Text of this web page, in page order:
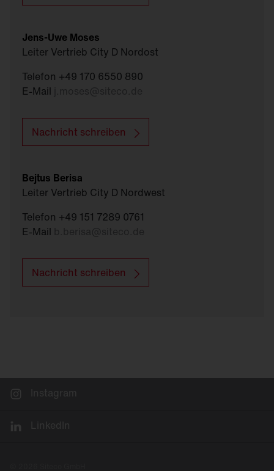
Jens-Uwe Moses
Leiter Vertrieb City D Nordost
Telefon +49 170 6550 890
E-Mail
Nachricht schreiben
Bejtus Berisa
Leiter Vertrieb City D Nordwest
Telefon +49 151 7289 0761
E-Mail
Nachricht schreiben
Instagram
LinkedIn